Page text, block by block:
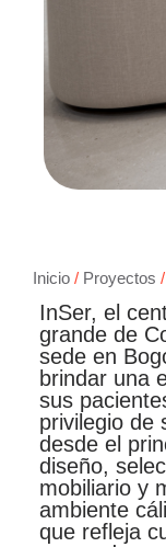
Inicio / Proyectos /
InSer, el
grande de
sede en
brindar una
sus
privilegio de
desde el
diseño,
mobiliario y
ambiente
que refleja